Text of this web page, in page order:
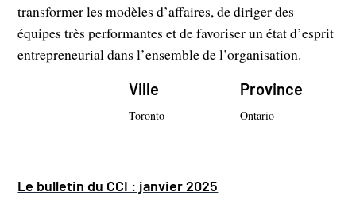
transformer les modèles d’affaires, de diriger des
équipes très performantes et de favoriser un état d’esprit
entrepreneurial dans l’ensemble de l’organisation.
Ville
Toronto
Province
Ontario
Le bulletin du CCI : janvier 2025